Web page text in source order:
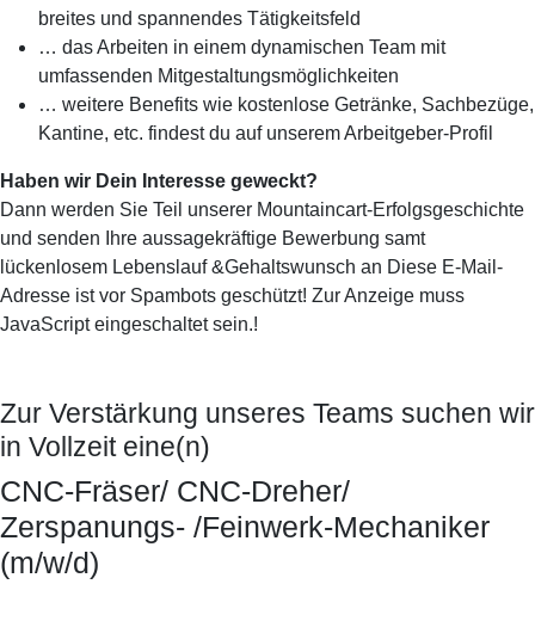
breites und spannendes Tätigkeitsfeld
… das Arbeiten in einem dynamischen Team mit
umfassenden Mitgestaltungsmöglichkeiten
… weitere Benefits wie kostenlose Getränke, Sachbezüge,
Kantine, etc. findest du auf unserem Arbeitgeber-Profil
Haben wir Dein Interesse geweckt?
Dann werden Sie Teil unserer Mountaincart-Erfolgsgeschichte
und senden Ihre aussagekräftige Bewerbung samt
lückenlosem Lebenslauf &Gehaltswunsch an Diese E-Mail-
Adresse ist vor Spambots geschützt! Zur Anzeige muss
JavaScript eingeschaltet sein.!
Zur Verstärkung unseres Teams suchen wir
in Vollzeit eine(n)
CNC-Fräser/ CNC-Dreher/
Zerspanungs- /Feinwerk-Mechaniker
(m/w/d)